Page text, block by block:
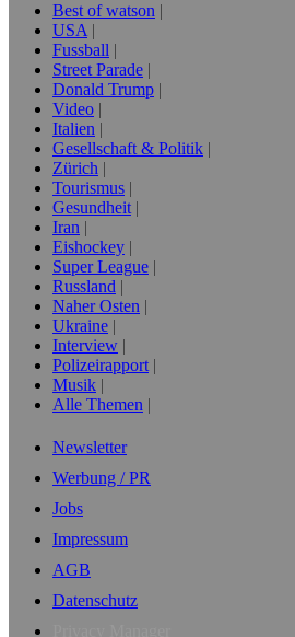
Best of watson
USA
Fussball
Street Parade
Donald Trump
Video
Italien
Gesellschaft & Politik
Zürich
Tourismus
Gesundheit
Iran
Eishockey
Super League
Russland
Naher Osten
Ukraine
Interview
Polizeirapport
Musik
Alle Themen
Newsletter
Werbung / PR
Jobs
Impressum
AGB
Datenschutz